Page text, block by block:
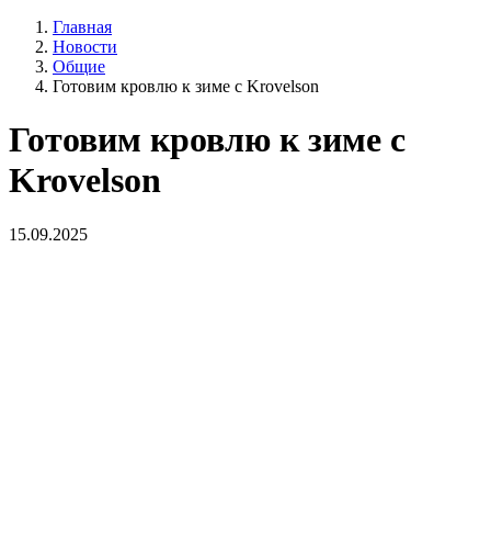
Главная
Новости
Общие
Готовим кровлю к зиме с Krovelson
Готовим кровлю к зиме с
Krovelson
15.09.2025